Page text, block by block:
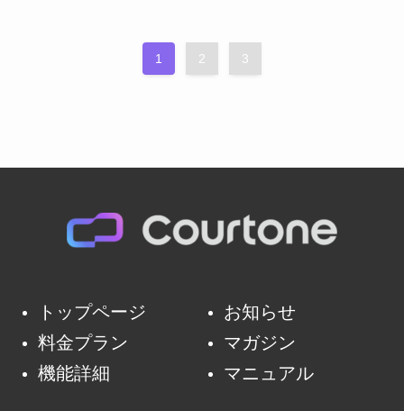
1 2 3
トップページ
料金プラン
機能詳細
お知らせ
マガジン
マニュアル